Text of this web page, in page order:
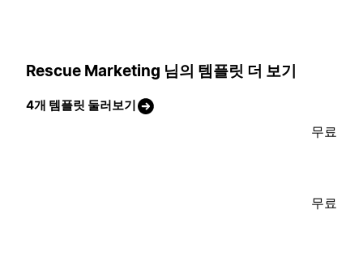
Rescue Marketing 님의 템플릿 더 보기
4개 템플릿 둘러보기
무료
무료